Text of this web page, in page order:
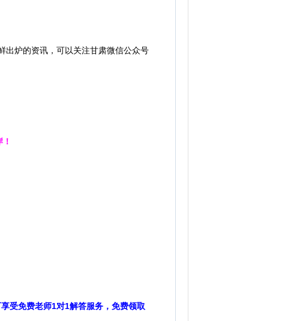
出炉的资讯，可以关注甘肃微信公众号
受免费老师1对1解答服务，免费领取